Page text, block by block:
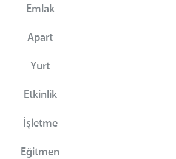
Emlak
Apart
Yurt
Etkinlik
İşletme
Eğitmen